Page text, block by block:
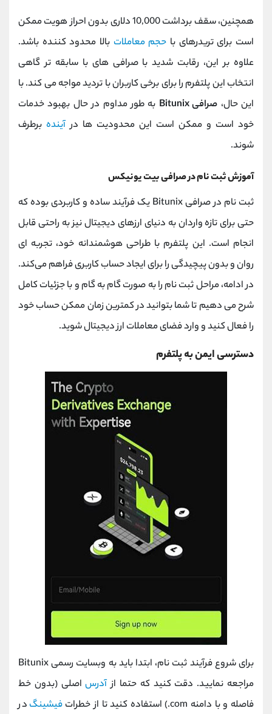
همچنین، سقف برداشت 10,000 دلاری بدون احراز هویت ممکن
است برای تریدرهای با حجم معاملات بالا محدود کننده باشد.
علاوه بر این، رقابت شدید با صرافی ‌های با سابقه ‌تر گاهی
انتخاب این پلتفرم را برای برخی کاربران با تردید مواجه می ‌کند. با
این حال، صرافی Bitunix
به ‌طور مداوم در حال بهبود خدمات
خود است و ممکن است این محدودیت‌ ها درآینده برطرف
شوند.
آموزش ثبت نام در صرافی بیت یونیکس
ثبت ‌نام در صرافی Bitunix یک فرآیند ساده و کاربردی بوده که
حتی برای تازه ‌واردان به دنیای ارزهای دیجیتال نیز به ‌راحتی قابل
انجام است. این پلتفرم با طراحی هوشمندانه خود، تجربه ‌ای
روان و بدون پیچیدگی را برای ایجاد حساب کاربری فراهم می‌کند.
در ادامه، مراحل ثبت ‌نام را به ‌صورت گام ‌به ‌گام و با جزئیات کامل
شرح می‌ دهیم تا شما بتوانید در کمترین زمان ممکن حساب خود
را فعال کنید و وارد فضای معاملات ارز دیجیتال شوید.
دسترسی ایمن به پلتفرم
برای شروع فرآیند ثبت ‌نام، ابتدا باید به وبسایت رسمی Bitunix
مراجعه نمایید. دقت کنید که حتما ازآدرساصلی (بدون خط
فاصله و با دامنه com.) استفاده کنید تا از خطرات
فیشینگ در